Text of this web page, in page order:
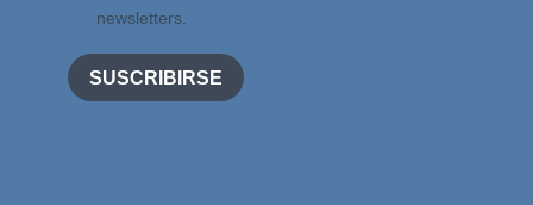
newsletters.
SUSCRIBIRSE